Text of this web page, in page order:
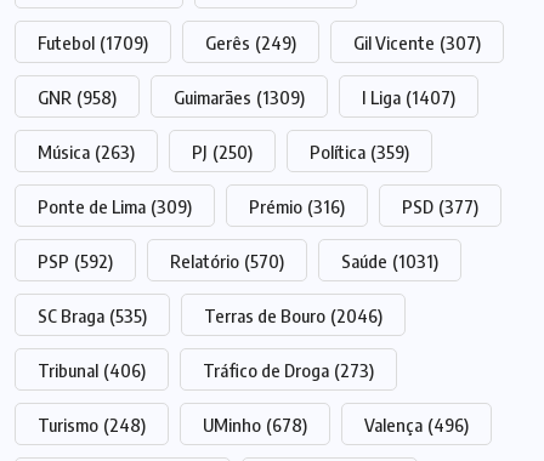
Futebol (1709) Gerês (249) Gil Vicente (307)
GNR (958) Guimarães (1309) I Liga (1407)
Música (263) PJ (250) Política (359)
Ponte de Lima (309) Prémio (316) PSD (377)
PSP (592) Relatório (570) Saúde (1031)
SC Braga (535) Terras de Bouro (2046)
Tribunal (406) Tráfico de Droga (273)
Turismo (248) UMinho (678) Valença (496)